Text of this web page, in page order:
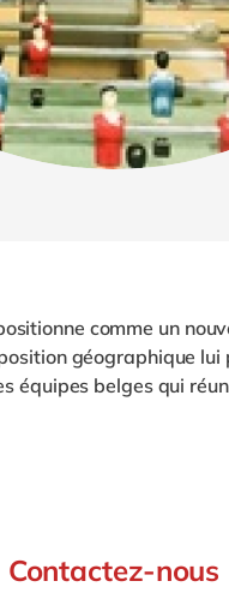
comme un
géographique lui
équipes belges qui
Contactez-nous